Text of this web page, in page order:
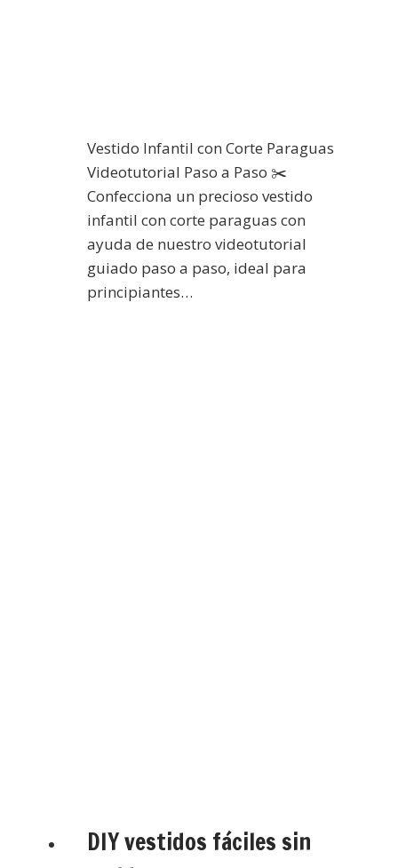
Vestido Infantil con Corte Paraguas
Videotutorial Paso a Paso ✂️
Confecciona un precioso vestido
infantil con corte paraguas con
ayuda de nuestro videotutorial
guiado paso a paso, ideal para
principiantes…
DIY vestidos fáciles sin